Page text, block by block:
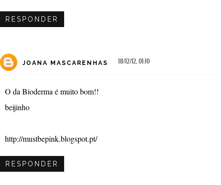
RESPONDER
JOANA MASCARENHAS 18/12/12, 01:10
O da Bioderma é muito bom!!
beijinho
http://mustbepink.blogspot.pt/
RESPONDER